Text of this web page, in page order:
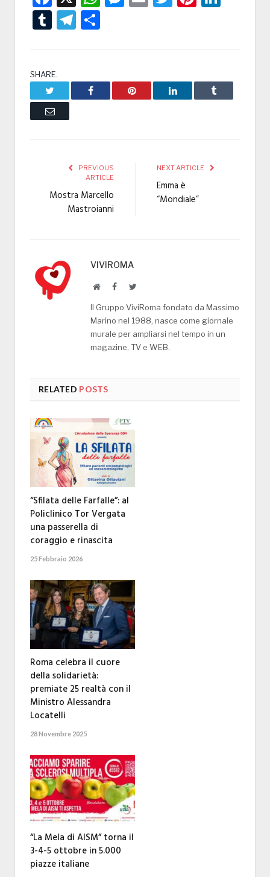
TumblrTelegram
SHARE.
Facebook Pinterest LinkedIn Tumblr
Email
PREVIOUS
ARTICLE
Mostra Marcello
Mastroianni
NEXT ARTICLE
Emma è
“Mondiale”
VIVIROMA
WebsiteFacebookTwitter
Il Gruppo ViviRoma fondato da Massimo
Marino nel 1988, nasce come giornale
murale per ampliarsi nel tempo in un
magazine, TV e WEB.
RELATED POSTS
“Sfilata delle Farfalle”: al
Policlinico Tor Vergata
una passerella di
coraggio e rinascita
25 Febbraio 2026
Roma celebra il cuore
della solidarietà:
premiate 25 realtà con il
Ministro Alessandra
Locatelli
28 Novembre 2025
“La Mela di AISM” torna il
3-4-5 ottobre in 5.000
piazze italiane